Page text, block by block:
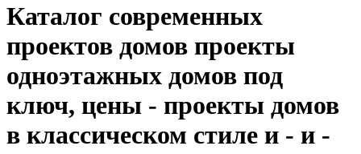
Каталог современных
проектов домов проекты
одноэтажных домов под
ключ, цены - проекты домов
в классическом стиле и - и -